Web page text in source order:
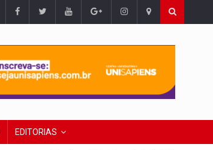
EDITORIAS